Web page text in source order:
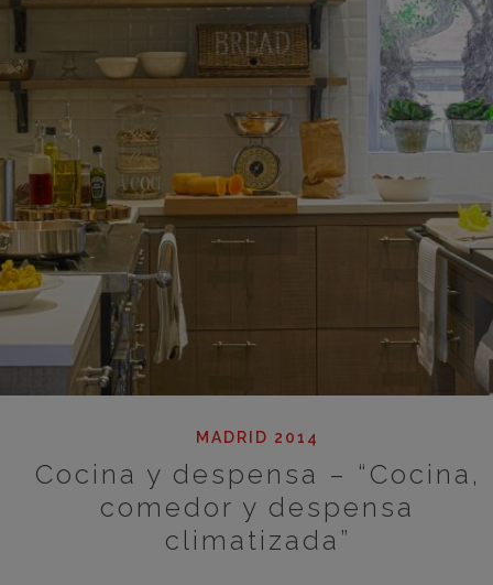
MADRID 2014
Cocina y despensa – “Cocina,
comedor y despensa
climatizada”